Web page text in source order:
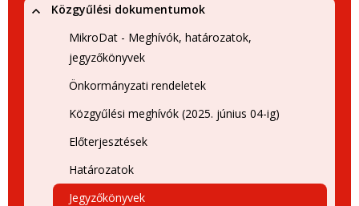
Közgyűlési dokumentumok
MikroDat - Meghívók, határozatok,
jegyzőkönyvek
Önkormányzati rendeletek
Közgyűlési meghívók (2025. június 04-ig)
Előterjesztések
Határozatok
Jegyzőkönyvek